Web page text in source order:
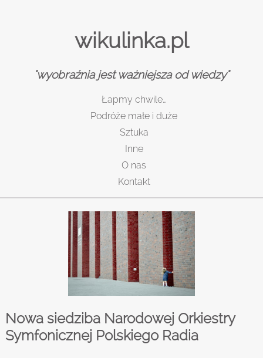
wikulinka.pl
"wyobraźnia jest ważniejsza od wiedzy"
Łapmy chwile…
Podróże małe i duże
Sztuka
Inne
O nas
Kontakt
Nowa siedziba Narodowej Orkiestry
Symfonicznej Polskiego Radia